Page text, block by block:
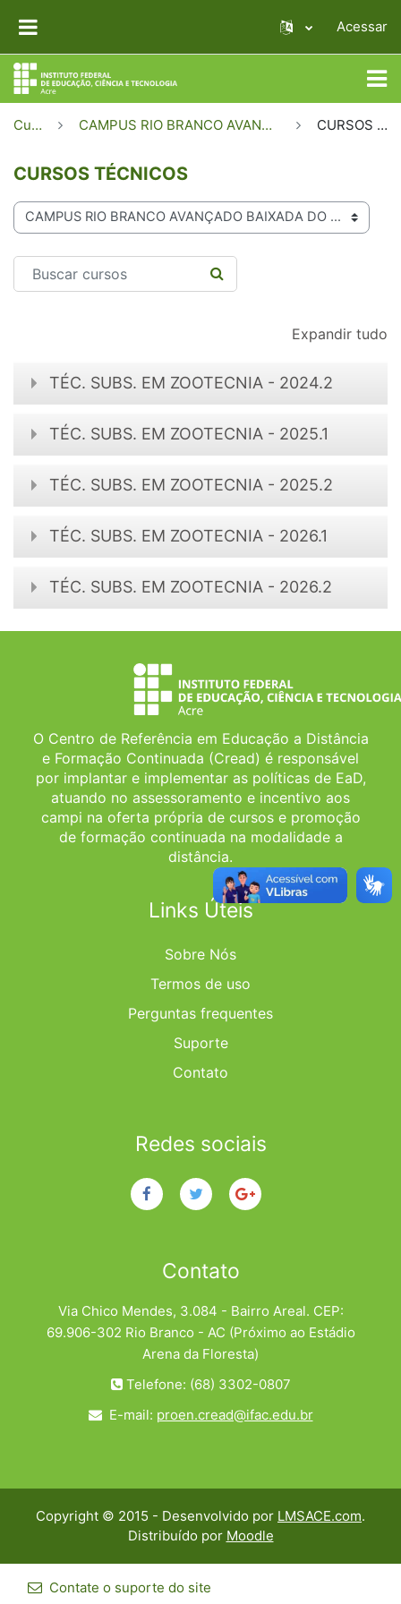
Acessar
Cursos CAMPUS RIO BRANCO AVANÇADO BAIXADA DO SOL CURSOS TÉCNICOS
CURSOS TÉCNICOS
Categorias de Cursos
Buscar cursos
BUSCAR CURSOS
Expandir tudo
TÉC. SUBS. EM ZOOTECNIA - 2024.2
TÉC. SUBS. EM ZOOTECNIA - 2025.1
TÉC. SUBS. EM ZOOTECNIA - 2025.2
TÉC. SUBS. EM ZOOTECNIA - 2026.1
TÉC. SUBS. EM ZOOTECNIA - 2026.2
O Centro de Referência em Educação a Distância
e Formação Continuada (Cread) é responsável
por implantar e implementar as políticas de EaD,
atuando no assessoramento e incentivo aos
campi na oferta própria de cursos e promoção
de formação continuada na modalidade a
distância.
Links Úteis
Sobre Nós
Termos de uso
Perguntas frequentes
Suporte
Contato
Redes sociais
Contato
Via Chico Mendes, 3.084 - Bairro Areal. CEP:
69.906-302 Rio Branco - AC (Próximo ao Estádio
Arena da Floresta)
Telefone: (68) 3302-0807
E-mail: proen.cread@ifac.edu.br
Copyright © 2015 - Desenvolvido por LMSACE.com.
Distribuído por Moodle
Contate o suporte do site